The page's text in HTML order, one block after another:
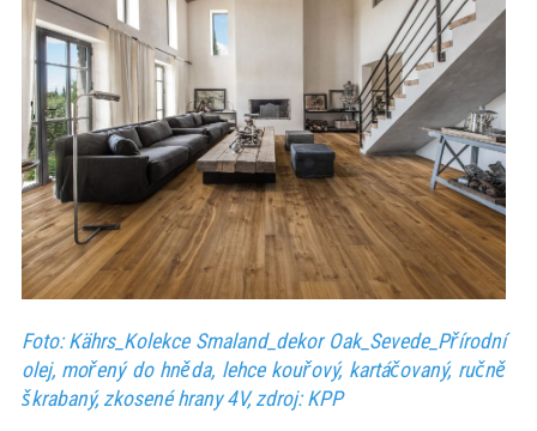
Foto: Kährs_Kolekce Smaland_dekor Oak_Sevede_Přírodní
olej, mořený do hněda, lehce kouřový, kartáčovaný, ručně
škrabaný, zkosené hrany 4V, zdroj: KPP